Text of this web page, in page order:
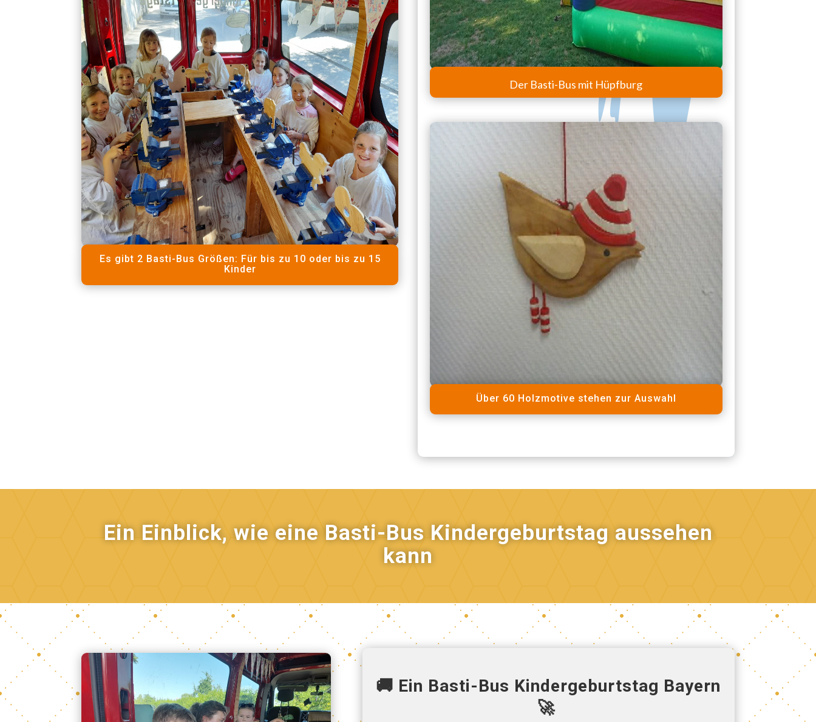
Es gibt 2 Basti-Bus Größen: Für bis zu 10 oder bis zu 15
Kinder
Der Basti-Bus mit Hüpfburg
Über 60 Holzmotive stehen zur Auswahl
Ein Einblick, wie eine Basti-Bus Kindergeburtstag aussehen
kann
🚚 Ein Basti-Bus Kindergeburtstag Bayern
🚀